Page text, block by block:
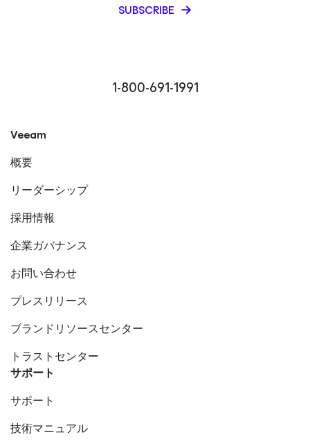
1-800-691-1991
SUBSCRIBE
Veeam
概要
リーダーシップ
採用情報
企業ガバナンス
お問い合わせ
プレスリリース
ブランドリソースセンター
トラストセンター
サポート
サポート
技術マニュアル